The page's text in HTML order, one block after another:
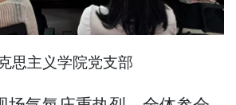
思主义学院党支部